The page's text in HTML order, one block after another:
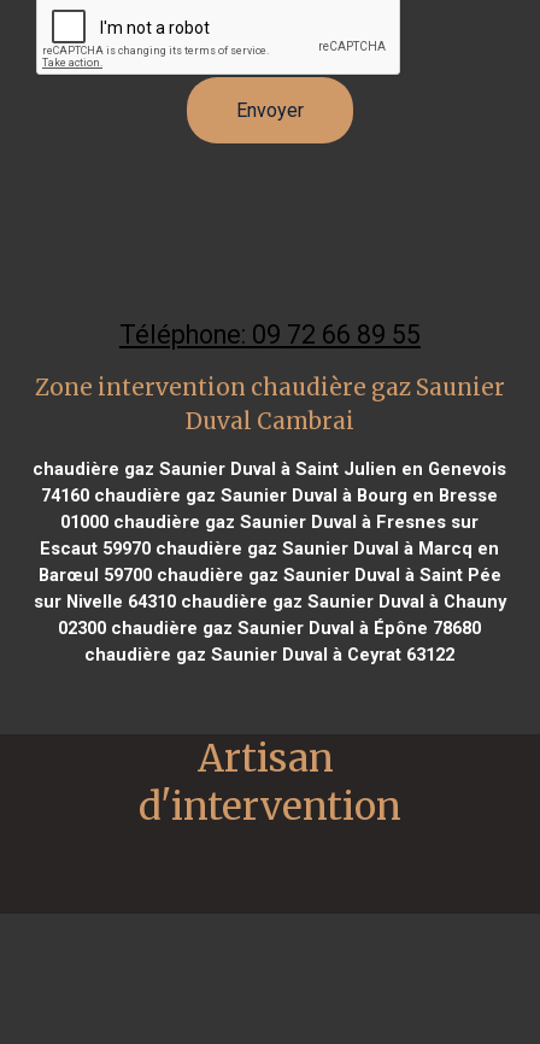
Téléphone: 09 72 66 89 55
Zone intervention chaudière gaz Saunier
Duval Cambrai
chaudière gaz Saunier Duval à Saint Julien en Genevois
74160 chaudière gaz Saunier Duval à Bourg en Bresse
01000 chaudière gaz Saunier Duval à Fresnes sur
Escaut 59970 chaudière gaz Saunier Duval à Marcq en
Barœul 59700chaudière gaz Saunier Duval à Saint Pée
sur Nivelle 64310chaudière gaz Saunier Duval à Chauny
02300 chaudière gaz Saunier Duval à Épône 78680
chaudière gaz Saunier Duval à Ceyrat 63122
Artisan
d'intervention